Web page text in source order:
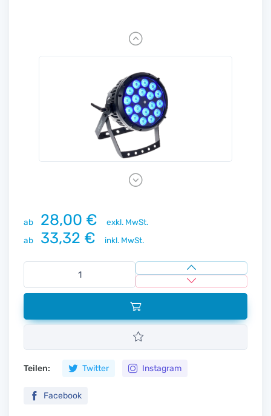
Previous
Next
ab 28,00 €
exkl. MwSt.
ab
33,32 € inkl. MwSt.
Teilen: Twitter Instagram
Facebook